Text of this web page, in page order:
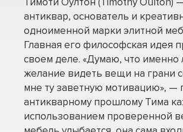
антиквар, основатель и
одноименной марки элитной
Главная его философская идея
своем деле. «Думаю, что именно
желание видеть вещи на грани
мне ту заветную мотивацию», —
антикварному прошлому Тима
использованием проверенной